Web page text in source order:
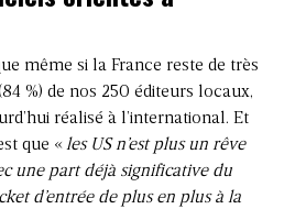
même si la France reste de très
%) de nos 250 éditeurs locaux,
réalisé à l’international. Et
que «les US n’est plus un rêve
une part déjà significative du
d’entrée de plus en plus à la